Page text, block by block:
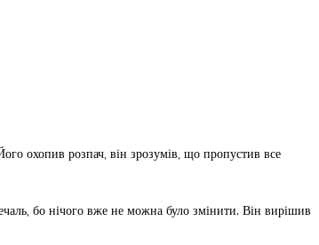
охопив розпач, він зрозумів, що пропустив все
бо нічого вже не можна було змінити. Він вирішив